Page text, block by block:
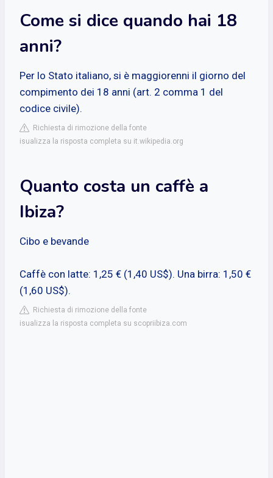
Come si dice quando hai 18
anni?
Per lo Stato italiano, si è maggiorenni il giorno del
compimento dei 18 anni (art. 2 comma 1 del
codice civile).
Richiesta di rimozione della fonte
isualizza la risposta completa su it.wikipedia.org
Quanto costa un caffè a
Ibiza?
Cibo e bevande
Caffè con latte: 1,25 € (1,40 US$). Una birra: 1,50 €
(1,60 US$).
Richiesta di rimozione della fonte
isualizza la risposta completa su scopriibiza.com